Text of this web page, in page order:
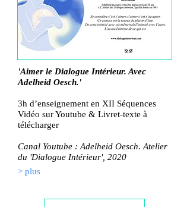
'Aimer le Dialogue Intérieur. Avec
Adelheid Oesch.'
3h d’enseignement en XII Séquences
Vidéo sur Youtube & Livret-texte à
télécharger
Canal Youtube : Adelheid Oesch. Atelier
du 'Dialogue Intérieur', 2020
> plus